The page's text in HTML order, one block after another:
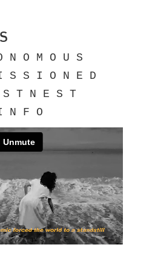
N O M O U S
S S I O N E D
S T N E S T
N F O